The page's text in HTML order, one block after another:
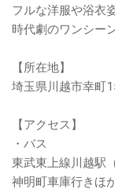
フルな洋服や浴衣
時代劇のワンシー
【所在地】
埼玉県川越市幸町
【アクセス】
・バス
東武東上線川越駅
神明町車庫行きほ